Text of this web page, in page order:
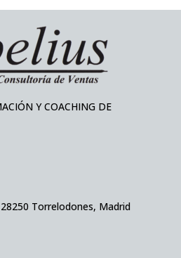
Y COACHING DE
Torrelodones, Madrid